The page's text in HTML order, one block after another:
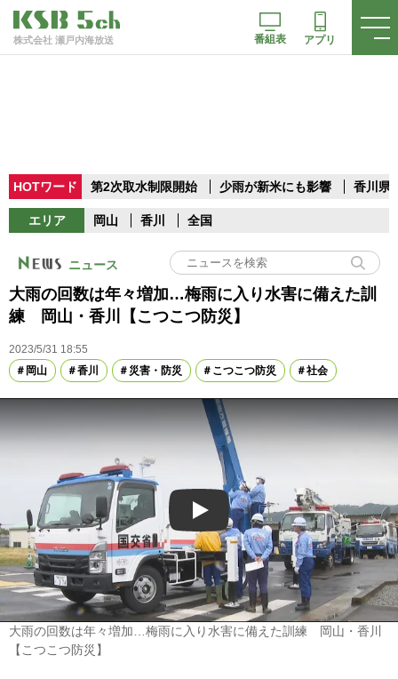
株式会社 瀬戸内海放送 番組表 アプリ
HOTワード 第2次取水制限開始 少雨が新米にも影響 香川県
エリア 岡山 香川 全国
ニュース
大雨の回数は年々増加…梅雨に入り水害に備えた訓
練 岡山・香川【こつこつ防災】
2023/5/31 18:55
岡山
香川 災害・防災 こつこつ防災 社会
Play
大雨の回数は年々増加…梅雨に入り水害に備えた訓練 岡山・香川
【こつこつ防災】